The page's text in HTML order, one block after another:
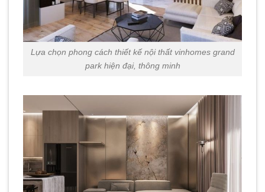
Lựa chọn phong cách thiết kế nội thất vinhomes grand
park hiện đại, thông minh